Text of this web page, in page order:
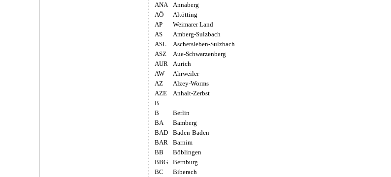
ANA
Annaberg
AÖ
Altötting
AP
Weimarer Land
AS
Amberg-Sulzbach
ASL
Aschersleben-Sulzbach
ASZ
Aue-Schwarzenberg
AUR
Aurich
AW
Ahrweiler
AZ
Alzey-Worms
AZE
Anhalt-Zerbst
B
B
Berlin
BA
Bamberg
BAD
Baden-Baden
BAR
Barnim
BB
Böblingen
BBG
Bernburg
BC
Biberach